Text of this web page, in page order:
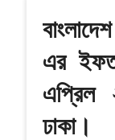
l
a
v
g
এর
এপ্রিল
ঢাকা।